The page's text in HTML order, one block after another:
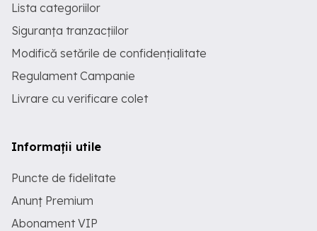
Lista categoriilor
Siguranța tranzacțiilor
Modifică setările de confidențialitate
Regulament Campanie
Livrare cu verificare colet
Informații utile
Puncte de fidelitate
Anunț Premium
Abonament VIP